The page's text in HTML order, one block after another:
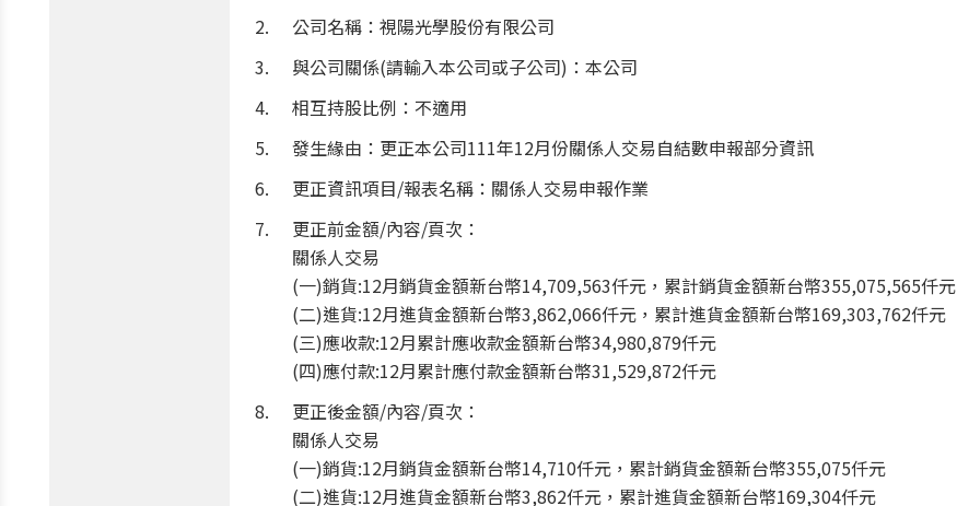
公司名稱：視陽光學股份有限公司
與公司關係(請輸入本公司或子公司)：本公司
相互持股比例：不適用
發生緣由：更正本公司111年12月份關係人交易自結數申報部分資訊
更正資訊項目/報表名稱：關係人交易申報作業
更正前金額/內容/頁次：
關係人交易
(一)銷貨:12月銷貨金額新台幣14,709,563仟元，累計銷貨金額新台幣355,075,565仟元
(二)進貨:12月進貨金額新台幣3,862,066仟元，累計進貨金額新台幣169,303,762仟元
(三)應收款:12月累計應收款金額新台幣34,980,879仟元
(四)應付款:12月累計應付款金額新台幣31,529,872仟元
更正後金額/內容/頁次：
關係人交易
(一)銷貨:12月銷貨金額新台幣14,710仟元，累計銷貨金額新台幣355,075仟元
(二)進貨:12月進貨金額新台幣3,862仟元，累計進貨金額新台幣169,304仟元